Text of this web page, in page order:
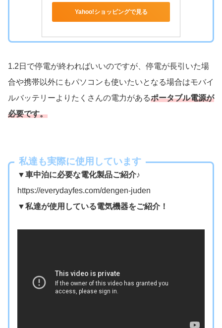
Yahoo!ショッピングで見る
1.2日で停電が終わればいいのですが、停電が長引いた場
合や携帯以外にもパソコンも使いたいとなる場合はモバイ
ルバッテリーよりたくさんの電力があるポータブル電源が
必要です。
私達も実際に使用しています
▼車中泊に必要な電化製品ご紹介♪
https://everydayfes.com/dengen-juden
▼私達が使用している電気機器をご紹介！